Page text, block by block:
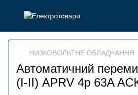
НИЗКОВОЛЬТНЕ ОБЛАДНАННЯ
Автоматичний
(I-II) APRV 4p 63A